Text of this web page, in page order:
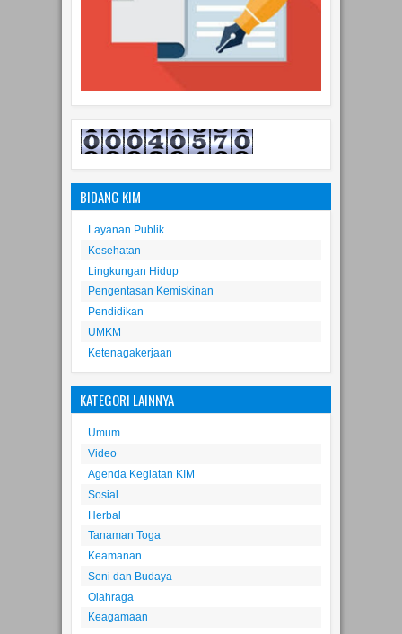
BIDANG KIM
Layanan Publik
Kesehatan
Lingkungan Hidup
Pengentasan Kemiskinan
Pendidikan
UMKM
Ketenagakerjaan
KATEGORI LAINNYA
Umum
Video
Agenda Kegiatan KIM
Sosial
Herbal
Tanaman Toga
Keamanan
Seni dan Budaya
Olahraga
Keagamaan